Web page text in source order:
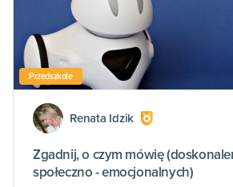
Przedszkole
Renata Idzik
Zgadnij, o czym mówię
społeczno - emocjonalnych)